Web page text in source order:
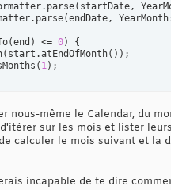
( startDate,
(endDate,
(end ) <= 0)
{
( start.atEndOfMonth( ) ) ;
( 1)
nous-même le Calendar, du
sur les mois et lister
calculer le mois suivant et
incapable de te dire